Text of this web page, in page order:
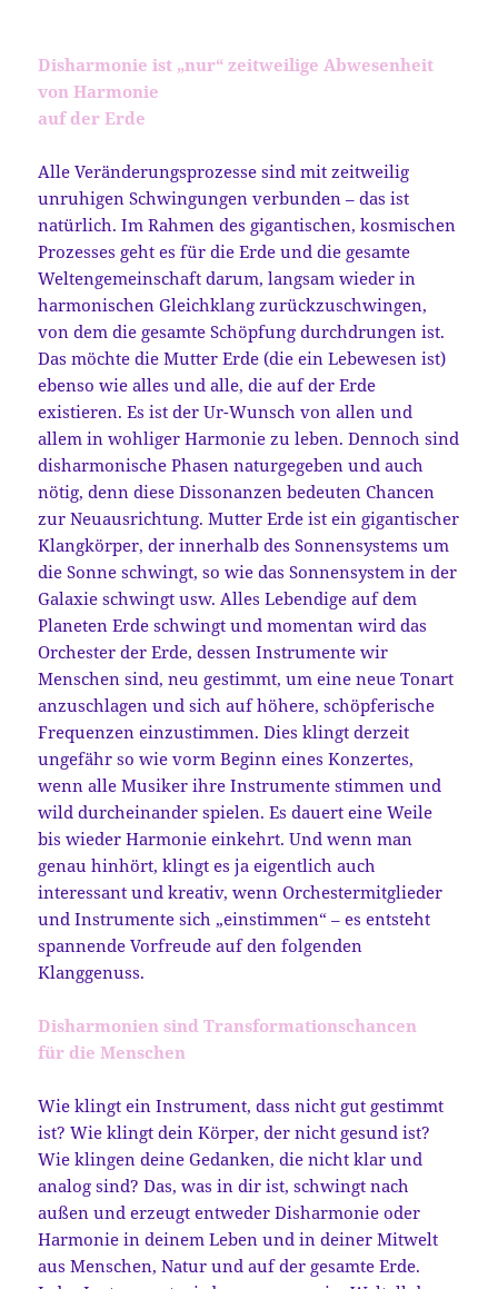
Disharmonie ist „nur“ zeitweilige Abwesenheit
von Harmonie
auf der Erde
Alle Veränderungsprozesse sind mit zeitweilig
unruhigen Schwingungen verbunden – das ist
natürlich. Im Rahmen des gigantischen, kosmischen
Prozesses geht es für die Erde und die gesamte
Weltengemeinschaft darum, langsam wieder in
harmonischen Gleichklang zurückzuschwingen,
von dem die gesamte Schöpfung durchdrungen ist.
Das möchte die Mutter Erde (die ein Lebewesen ist)
ebenso wie alles und alle, die auf der Erde
existieren. Es ist der Ur-Wunsch von allen und
allem in wohliger Harmonie zu leben. Dennoch sind
disharmonische Phasen naturgegeben und auch
nötig, denn diese Dissonanzen bedeuten Chancen
zur Neuausrichtung. Mutter Erde ist ein gigantischer
Klangkörper, der innerhalb des Sonnensystems um
die Sonne schwingt, so wie das Sonnensystem in der
Galaxie schwingt usw. Alles Lebendige auf dem
Planeten Erde schwingt und momentan wird das
Orchester der Erde, dessen Instrumente wir
Menschen sind, neu gestimmt, um eine neue Tonart
anzuschlagen und sich auf höhere, schöpferische
Frequenzen einzustimmen. Dies klingt derzeit
ungefähr so wie vorm Beginn eines Konzertes,
wenn alle Musiker ihre Instrumente stimmen und
wild durcheinander spielen. Es dauert eine Weile
bis wieder Harmonie einkehrt. Und wenn man
genau hinhört, klingt es ja eigentlich auch
interessant und kreativ, wenn Orchestermitglieder
und Instrumente sich „einstimmen“ – es entsteht
spannende Vorfreude auf den folgenden
Klanggenuss.
Disharmonien sind Transformationschancen
für die Menschen
Wie klingt ein Instrument, dass nicht gut gestimmt
ist? Wie klingt dein Körper, der nicht gesund ist?
Wie klingen deine Gedanken, die nicht klar und
analog sind? Das, was in dir ist, schwingt nach
außen und erzeugt entweder Disharmonie oder
Harmonie in deinem Leben und in deiner Mitwelt
aus Menschen, Natur und auf der gesamte Erde.